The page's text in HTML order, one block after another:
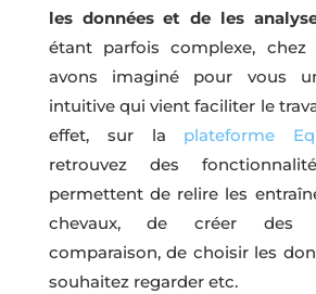
les données et de les
étant parfois complexe, chez
avons imaginé pour vous
intuitive qui vient faciliter le
effet, sur la plateforme
retrouvez des
permettent de relire les
chevaux, de créer des
comparaison, de choisir les
souhaitez regarder etc.